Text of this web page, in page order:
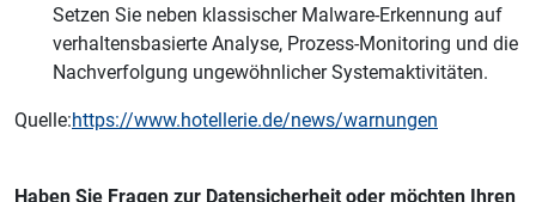
Setzen Sie neben klassischer Malware-Erkennung auf
verhaltensbasierte Analyse, Prozess-Monitoring und die
Nachverfolgung ungewöhnlicher Systemaktivitäten.
Quelle:https://www.hotellerie.de/news/warnungen
Haben Sie Fragen zur Datensicherheit oder möchten Ihren